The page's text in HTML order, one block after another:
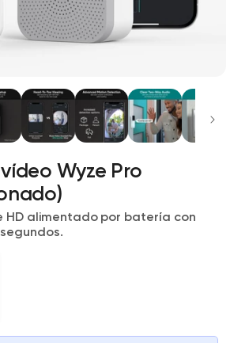
Wyze Pro
HD alimentado por batería con
o no disponible
Cam v4 + Tarjeta MicroSD de
GB